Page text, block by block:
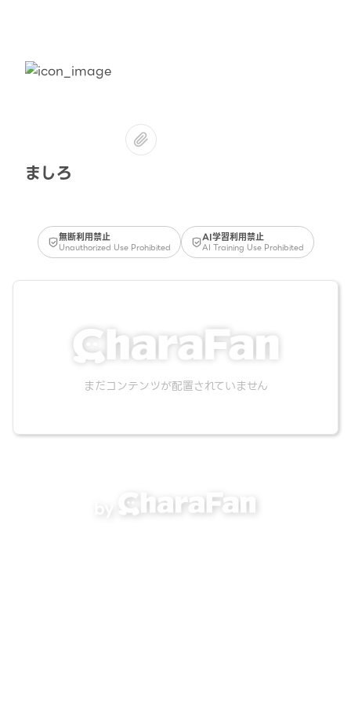
ましろ
無断利用禁止
Unauthorized Use Prohibited
AI学習利用禁止
AI Training Use Prohibited
まだコンテンツが配置されていません